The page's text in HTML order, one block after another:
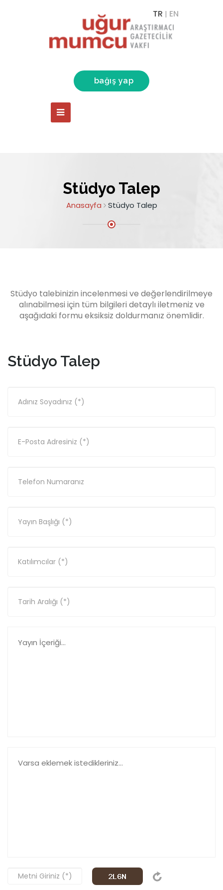
TR | EN
bağış yap
Stüdyo Talep
Anasayfa Stüdyo Talep
Stüdyo talebinizin incelenmesi ve değerlendirilmeye
alınabilmesi için tüm bilgileri detaylı iletmeniz ve
aşağıdaki formu eksiksiz doldurmanız önemlidir.
Stüdyo Talep